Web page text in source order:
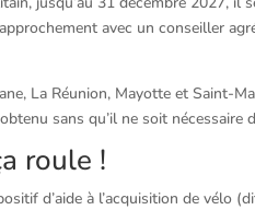
avec un conseiller
La Réunion, Mayotte et Saint-
sans qu’il ne soit nécessaire
roule !
d’aide à l’acquisition de vélo